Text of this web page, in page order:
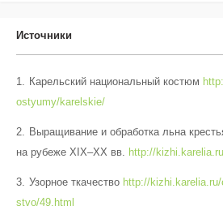
Источники
Карельский национальный костюм
ostyumy/karelskie/
Выращивание и обработка льна
на рубеже XIX–ХХ вв. http://
Узорное ткачество http://
stvo/49.html